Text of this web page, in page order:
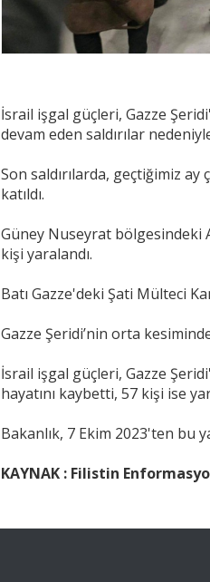
İsrail işgal güçleri, Gazze
devam eden saldırılar
Son saldırılarda, geçtiğimiz
katıldı.
Güney Nuseyrat bölgesindeki
kişi yaralandı.
Batı Gazze'deki Şati Mülteci
Gazze Şeridi’nin orta
İsrail işgal güçleri, Gazze
hayatını kaybetti, 57 kişi ise
Bakanlık, 7 Ekim 2023'ten bu
KAYNAK : Filistin